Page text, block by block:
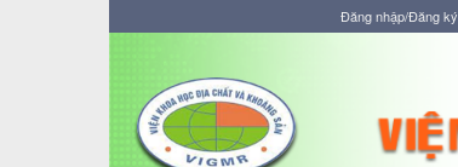
Đăng nhập/Đăng ký
Viện
Khoa
học
Địa